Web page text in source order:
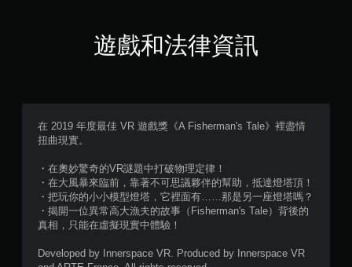
8
評
分
遊戲和法律資訊
在 2019 年度最佳 VR 遊戲獎《A Fisherman's Tale》裡盡情
扭曲現實。
・在奧妙驚奇的VR謎題中打破物理定律！
・在大風暴來臨前，靠著不可思議夥伴的幫助，抵達燈塔頂！
・把玩你的小小模型燈塔，它裡面有……那是另一座燈塔嗎？
・揭開一位異常高大漁夫的故事（Fisherman's Tale）背後的
真相，只能在虛擬現實中體驗！
Developed by Innerspace VR. Produced by Innerspace VR